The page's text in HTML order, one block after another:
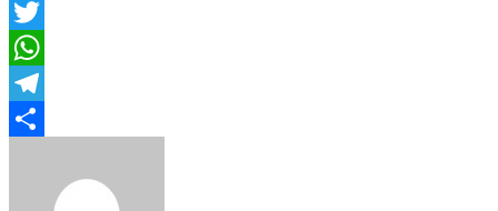
Facebook
Twitter
WhatsApp
Telegram